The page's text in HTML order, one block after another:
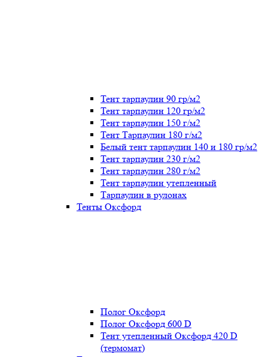
Тент тарпаулин 90 гр/м2
Тент тарпаулин 120 гр/м2
Тент тарпаулин 150 г/м2
Тент Тарпаулин 180 г/м2
Белый тент тарпаулин 140 и 180 гр/м2
Тент тарпаулин 230 г/м2
Тент тарпаулин 280 г/м2
Тент тарпаулин утепленный
Тарпаулин в рулонах
Тенты Оксфорд
Полог Оксфорд
Полог Оксфорд 600 D
Тент утепленный Оксфорд 420 D
(термомат)